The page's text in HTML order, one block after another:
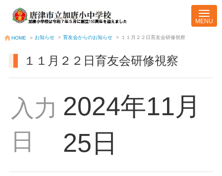
HOME > お知らせ > 育友会からのお知らせ > １１月２２日育友会研修視察
１１月２２日育友会研修視察
入力
日
2024年11月
25日